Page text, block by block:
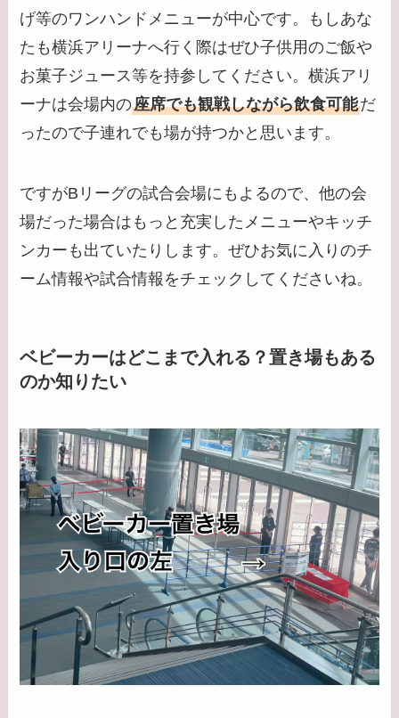
げ等のワンハンドメニューが中心です。もしあな
たも横浜アリーナへ行く際はぜひ子供用のご飯や
お菓子ジュース等を持参してください。横浜アリ
ーナは会場内の座席でも観戦しながら飲食可能だ
ったので子連れでも場が持つかと思います。
ですがBリーグの試合会場にもよるので、他の会
場だった場合はもっと充実したメニューやキッチ
ンカーも出ていたりします。ぜひお気に入りのチ
ーム情報や試合情報をチェックしてくださいね。
ベビーカーはどこまで入れる？置き場もある
のか知りたい